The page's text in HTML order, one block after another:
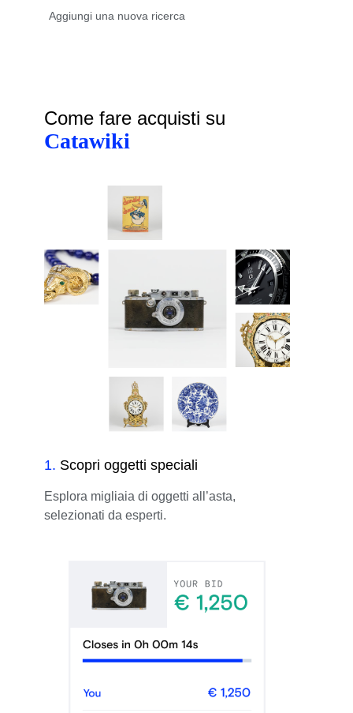
Come fare acquisti su
Catawiki
1. Scopri oggetti speciali
Esplora migliaia di oggetti all’asta,
selezionati da esperti.